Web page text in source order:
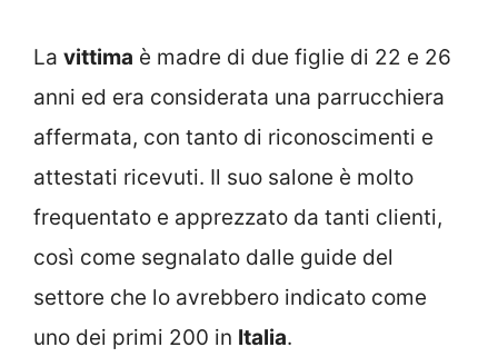
La vittima è madre di due figlie di 22 e 26
anni ed era considerata una parrucchiera
affermata, con tanto di riconoscimenti e
attestati ricevuti. Il suo salone è molto
frequentato e apprezzato da tanti clienti,
così come segnalato dalle guide del
settore che lo avrebbero indicato come
uno dei primi 200 in Italia.